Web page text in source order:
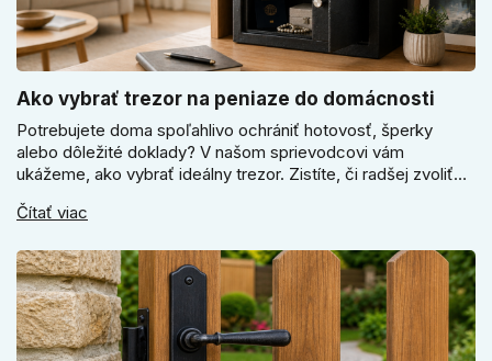
Ako vybrať trezor na peniaze do domácnosti
Potrebujete doma spoľahlivo ochrániť hotovosť, šperky
alebo dôležité doklady? V našom sprievodcovi vám
ukážeme, ako vybrať ideálny trezor. Zistíte, či radšej zvoliť
kľúčové jeho správne ukotvenie.
Čítať viac